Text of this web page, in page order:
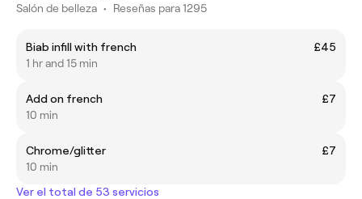
Salón de belleza • Reseñas para 1295
Biab infill with french
£45
1 hr and 15 min
Add on french
£7
10 min
Chrome/glitter
£7
10 min
Ver el total de 53 servicios